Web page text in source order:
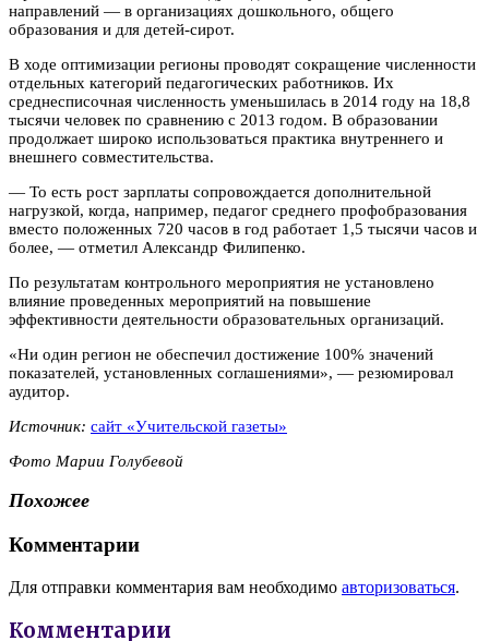
направлений — в организациях дошкольного, общего
образования и для детей-сирот.
В ходе оптимизации регионы проводят сокращение численности
отдельных категорий педагогических работников. Их
среднесписочная численность уменьшилась в 2014 году на 18,8
тысячи человек по сравнению с 2013 годом. В образовании
продолжает широко использоваться практика внутреннего и
внешнего совместительства.
— То есть рост зарплаты сопровождается дополнительной
нагрузкой, когда, например, педагог среднего профобразования
вместо положенных 720 часов в год работает 1,5 тысячи часов и
более, — отметил Александр Филипенко.
По результатам контрольного мероприятия не установлено
влияние проведенных мероприятий на повышение
эффективности деятельности образовательных организаций.
«Ни один регион не обеспечил достижение 100% значений
показателей, установленных соглашениями», — резюмировал
аудитор.
Источник: сайт «Учительской газеты»
Фото Марии Голубевой
Похожее
Комментарии
Для отправки комментария вам необходимо авторизоваться.
Комментарии